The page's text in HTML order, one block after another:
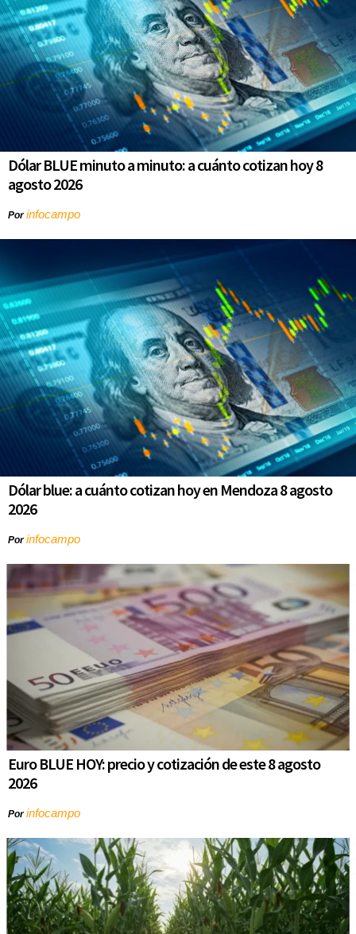
Dólar BLUE minuto a minuto: a cuánto cotizan hoy 8
agosto 2026
Porinfocampo
Dólar blue: a cuánto cotizan hoy en Mendoza 8 agosto
2026
Porinfocampo
Euro BLUE HOY: precio y cotización de este 8 agosto
2026
Porinfocampo